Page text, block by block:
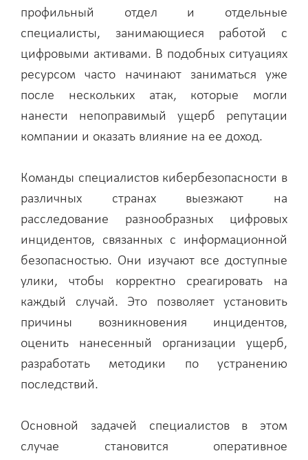
профильный отдел и отдельные
специалисты, занимающиеся работой с
цифровыми активами. В подобных ситуациях
ресурсом часто начинают заниматься уже
после нескольких атак, которые могли
нанести непоправимый ущерб репутации
компании и оказать влияние на ее доход.
Команды специалистов кибербезопасности в
различных странах выезжают на
расследование разнообразных цифровых
инцидентов, связанных с информационной
безопасностью. Они изучают все доступные
улики, чтобы корректно среагировать на
каждый случай. Это позволяет установить
причины возникновения инцидентов,
оценить нанесенный организации ущерб,
разработать методики по устранению
последствий.
Основной задачей специалистов в этом
случае становится оперативное